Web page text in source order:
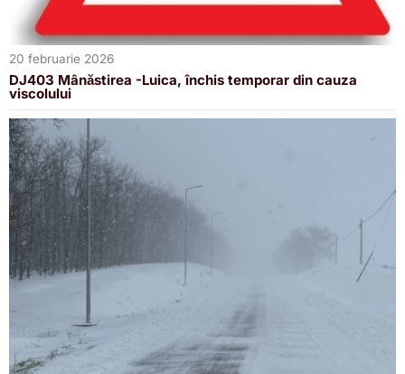
20 februarie 2026
DJ403 Mânăstirea -Luica, închis temporar din cauza
viscolului